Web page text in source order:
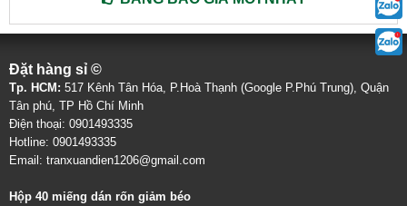
Đặt hàng sỉ ©
Tp. HCM: 517 Kênh Tân Hóa, P.Hoà Thạnh (Google P.Phú Trung), Quận
Tân phú, TP Hồ Chí Minh
Điện thoại: 0901493335
Hotline: 0901493335
Email: tranxuandien1206@gmail.com
Hộp 40 miếng dán rốn giảm béo